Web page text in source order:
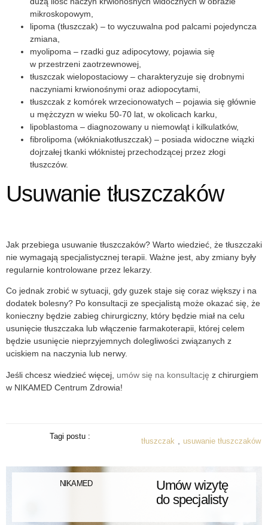
mikroskopowym,
lipoma (tłuszczak) – to wyczuwalna pod palcami pojedyncza
zmiana,
myolipoma – rzadki guz adipocytowy, pojawia się
w przestrzeni zaotrzewnowej,
tłuszczak wielopostaciowy – charakteryzuje się drobnymi
naczyniami krwionośnymi oraz adiopocytami,
tłuszczak z komórek wrzecionowatych – pojawia się głównie
u mężczyzn w wieku 50-70 lat, w okolicach karku,
lipoblastoma – diagnozowany u niemowląt i kilkulatków,
fibrolipoma (włókniakotłuszczak) – posiada widoczne wiązki
dojrzałej tkanki włóknistej przechodzącej przez złogi
tłuszczów.
Usuwanie tłuszczaków
Jak przebiega usuwanie tłuszczaków? Warto wiedzieć, że tłuszczaki
nie wymagają specjalistycznej terapii. Ważne jest, aby zmiany były
regularnie kontrolowane przez lekarzy.
Co jednak zrobić w sytuacji, gdy guzek staje się coraz większy i na
dodatek bolesny? Po konsultacji ze specjalistą może okazać się, że
konieczny będzie zabieg chirurgiczny, który będzie miał na celu
usunięcie tłuszczaka lub włączenie farmakoterapii, której celem
będzie usunięcie nieprzyjemnych dolegliwości związanych z
uciskiem na naczynia lub nerwy.
Jeśli chcesz wiedzieć więcej, umów się na konsultację z chirurgiem
w NIKAMED Centrum Zdrowia!
Tagi postu : tłuszczak usuwanie tłuszczaków
NIKAMED
Umów wizytę
do specjalisty